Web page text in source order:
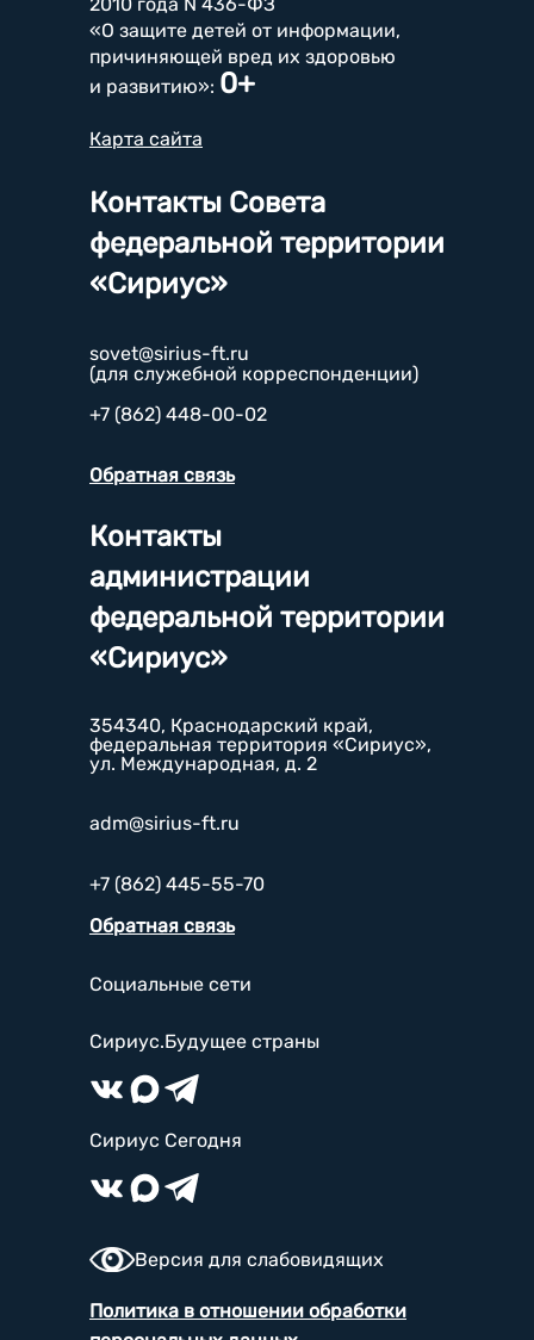
«О защите детей от информации,
причиняющей вред их здоровью
и развитию»: 0+
Карта сайта
Контакты Совета
федеральной территории
«Сириус»
sovet@sirius-ft.ru
(для служебной корреспонденции)
+7 (862) 448-00-02
Обратная связь
Контакты
администрации
федеральной территории
«Сириус»
354340, Краснодарский край,
федеральная территория «Сириус»,
ул. Международная, д. 2
adm@sirius-ft.ru
+7 (862) 445-55-70
Обратная связь
Социальные сети
Сириус.Будущее страны
Сириус Сегодня
Версия для слабовидящих
Политика в отношении обработки